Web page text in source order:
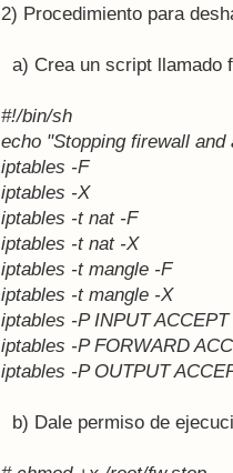
2) Procedimiento para
a) Crea un script llamado
#!/bin/sh
echo "Stopping firewall
iptables -F
iptables -X
iptables -t nat -F
iptables -t nat -X
iptables -t mangle -F
iptables -t mangle -X
iptables -P INPUT ACCEPT
iptables -P FORWARD
iptables -P OUTPUT
b) Dale permiso de